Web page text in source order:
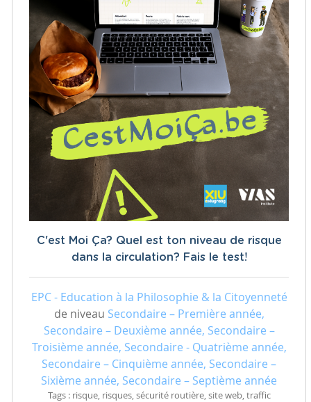
C'est Moi Ça? Quel est ton niveau de risque
dans la circulation? Fais le test!
EPC - Education à la Philosophie & la Citoyenneté
de niveau Secondaire – Première année,
Secondaire – Deuxième année, Secondaire –
Troisième année, Secondaire - Quatrième année,
Secondaire – Cinquième année, Secondaire –
Sixième année, Secondaire – Septième année
Tags : risque, risques, sécurité routière, site web, traffic